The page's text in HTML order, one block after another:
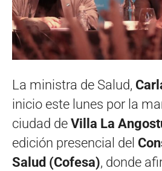
La ministra de Salud,
inicio este lunes por la
ciudad de Villa La
edición presencial del
Salud (Cofesa), donde